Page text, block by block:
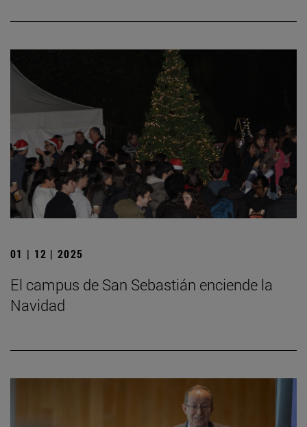
01 | 12 | 2025
El campus de San Sebastián enciende la
Navidad